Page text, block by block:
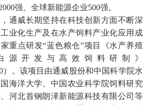
强、全球新能源企业500强。
通威长期坚持在科技创新方面不断深
业化生产及在水产饲料产业化应用成
重点研发“蓝色粮仓”项目《水产养殖
源开发与高效饲料研制》
）。该项目由通威股份和中国科学院水
海洋大学、中国农业科学院饲料研究
河北首钢朗泽新能源科技有限公司等